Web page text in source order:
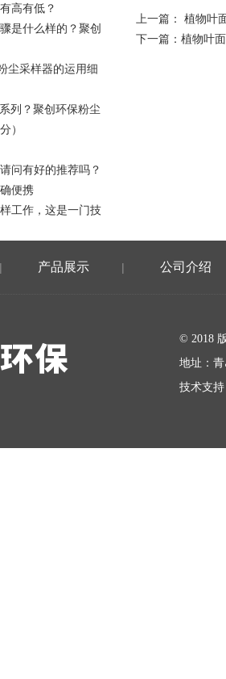
上一篇： 植物叶
下一篇： 植物叶
高有低？
是什么样的？聚创
尘采样器的运用细
列？聚创环保粉尘
）
问有好的推荐吗？
便携
工作，这是一门技
| 产品展示 | 公司介绍
© 2018
地址：
技术支